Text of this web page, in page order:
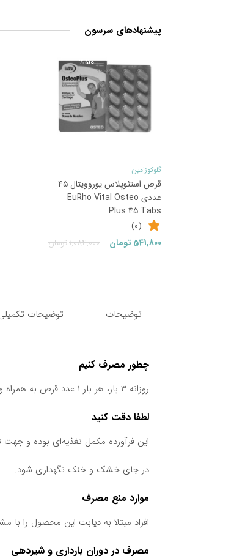
پیشنهادهای سرسون
%50
گلوکوزامین
قرص استئوپلاس یوروویتال ۴۵
عددی EuRho Vital Osteo
Plus 45 Tabs
(0)
1,084,000تومانقیمت
541,800 تومان
قیمت
توضیحات توضیحات
چطور مصرف کنیم
روزانه ۳ بار، هر بار ۱ عدد قرص به همراه وعده‌های غذایی میل شود.
لطفا دقت کنید
این فرآورده مکمل تغذیه‌ای بوده و
در جای خشک و خنک نگهداری شود.
موارد منع مصرف
افراد مبتلا به دیابت این محصول را
مصرف در دوران بارداری و شیردهی